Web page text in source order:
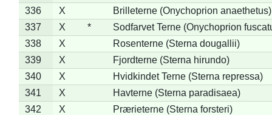
336
X
Brilleterne (Onychoprion anaethetus)
337
X *
Sodfarvet Terne (Onychoprion
338
X
Rosenterne (Sterna dougallii)
339
X
Fjordterne (Sterna hirundo)
340
X
Hvidkindet Terne (Sterna repressa)
341
X
Havterne (Sterna paradisaea)
342
X
Prærieterne (Sterna forsteri)